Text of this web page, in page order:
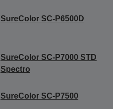
SureColor SC-P6500D
SureColor SC-P7000 STD
Spectro
SureColor SC-P7500